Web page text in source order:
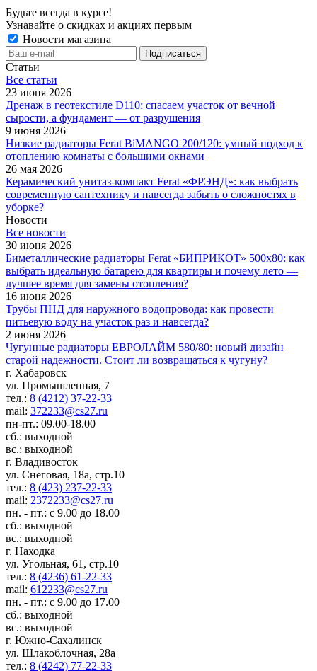
Будьте всегда в курсе!
Узнавайте о скидках и акциях первым
Новости магазина
Статьи
Все cтатьи
23 июня 2026
Дренаж в геотекстиле D110: спасаем участок от вечной
сырости, а фундамент — от разрушения
9 июня 2026
Низкие радиаторы Ferat BiMANGO 200/120: умный подход к
отоплению комнаты с большими окнами
26 мая 2026
Керамический унитаз-компакт Ferat «ФРЭНД»: как выбрать
современную сантехнику и навсегда забыть о сложностях в
уборке?
Новости
Все новости
30 июня 2026
Биметаллические радиаторы Ferat «БИПРИКОТ» 500x80: как
выбрать идеальную батарею для квартиры и почему лето —
лучшее время для замены отопления?
16 июня 2026
Трубы ПНД для наружного водопровода: как провести
питьевую воду на участок раз и навсегда?
2 июня 2026
Чугунные радиаторы ЕВРОЛАЙМ 580/80: новый дизайн
старой надежности. Стоит ли возвращаться к чугуну?
г. Хабаровск
ул. Промышленная, 7
тел.: 8 (4212) 37-22-33
mail: 372233@cs27.ru
пн-пт.: 09.00-18.00
сб.: выходной
вс.: выходной
г. Владивосток
ул. Снеговая, 18а, стр.10
тел.: 8 (423) 237-22-33
mail: 2372233@cs27.ru
пн. - пт.: с 9.00 до 18.00
сб.: выходной
вс.: выходной
г. Находка
ул. Угольная, 61, стр.10
тел.: 8 (4236) 61-22-33
mail: 612233@cs27.ru
пн. - пт.: с 9.00 до 17.00
сб.: выходной
вс.: выходной
г. Южно-Сахалинск
ул. Шлакоблочная, 28а
тел.: 8 (4242) 77-22-33